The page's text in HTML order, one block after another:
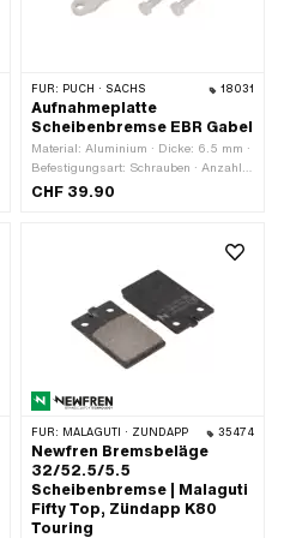
FÜR: PUCH · SACHS 18031
Aufnahmeplatte
Scheibenbremse EBR Gabel
Material: Aluminium · Dicke: 6.5 mm ·
Befestigungsart: Schrauben · Anzahl
Befestigungspunkte: 4 Stk. · Ø
CHF 39.90
FÜR: MALAGUTI · ZÜNDAPP 35474
Newfren Bremsbeläge
32/52.5/5.5
Scheibenbremse | Malaguti
Fifty Top, Zündapp K80
Touring